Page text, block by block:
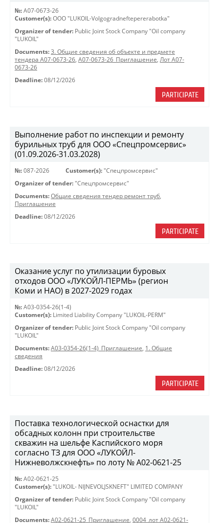
№: A07-0673-26
Customer(s): OOO "LUKOIL-Volgogradneftepererabotka"
Organizer of tender: Public Joint Stock Company "Oil company
"LUKOIL"
Documents: 3. Общие сведения об объекте и предмете
тендера A07-0673-26, A07-0673-26_Приглашение, Лот A07-
0673-26
Deadline: 08/12/2026
PARTICIPATE
Выполнение работ по инспекции и ремонту
бурильных труб для ООО «Спецпромсервис»
(01.09.2026-31.03.2028)
№: 087-2026 Customer(s): "Спецпромсервис"
Organizer of tender: "Спецпромсервис"
Documents: Общие сведения тендер ремонт труб,
Приглашение
Deadline: 08/12/2026
PARTICIPATE
Оказание услуг по утилизации буровых
отходов ООО «ЛУКОЙЛ-ПЕРМЬ» (регион
Коми и НАО) в 2027-2029 годах
№: A03-0354-26(1-4)
Customer(s): Limited Liability Company "LUKOIL-PERM"
Organizer of tender: Public Joint Stock Company "Oil company
"LUKOIL"
Documents: A03-0354-26(1-4)_Приглашение, 1. Общие
сведения
Deadline: 08/12/2026
PARTICIPATE
Поставка технологической оснастки для
обсадных колонн при строительстве
скважин на шельфе Каспийского моря
согласно ТЗ для ООО «ЛУКОЙЛ-
Нижневолжскнефть» по лоту № A02-0621-25
№: A02-0621-25
Customer(s): "LUKOIL- NIJNEVOLJSKNEFT" LIMITED COMPANY
Organizer of tender: Public Joint Stock Company "Oil company
"LUKOIL"
Documents: A02-0621-25_Приглашение, 0004_лот A02-0621-